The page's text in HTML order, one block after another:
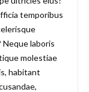
temporibus
laboris
molestiae
habitant